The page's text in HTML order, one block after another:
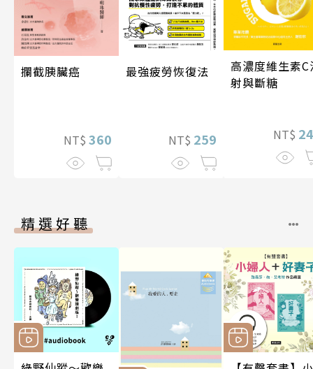
攔截胰臟癌
NT$ 360
最強疲勞恢復法
NT$ 259
高濃度維生素C
射與斷糖
NT$
精選好聽